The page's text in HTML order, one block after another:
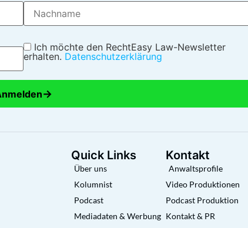
Ich möchte den RechtEasy Law-Newsletter
erhalten. Datenschutzerklärung
→
Quick Links
Über uns
Kolumnist
Podcast
Mediadaten & Werbung
Kontakt
Anwaltsprofile
Video Produktionen
Podcast Produktion
Kontakt & PR